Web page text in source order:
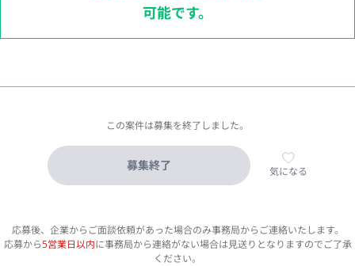
可能です。
この案件は募集を終了しました。
募集終了 気になる
応募後、企業からご面談依頼があった場合のみ事務局からご連絡いたします。
応募から5営業日以内に事務局から連絡がない場合は見送りとなりますのでご了承
ください。